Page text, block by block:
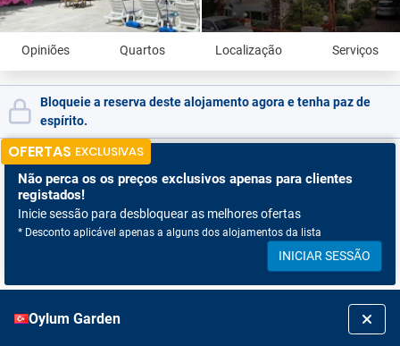
Opiniões Quartos Localização Serviços
Bloqueie a reserva deste alojamento agora e tenha paz de
espírito.
OFERTAS EXCLUSIVAS
Não perca os os preços exclusivos apenas para clientes
registados!
Inicie sessão para desbloquear as melhores ofertas
* Desconto aplicável apenas a alguns dos alojamentos da lista
INICIAR SESSÃO
Oylum Garden